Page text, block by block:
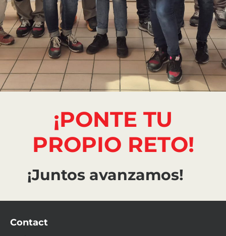
¡PONTE TU
PROPIO RETO!
¡Juntos avanzamos!
Contact